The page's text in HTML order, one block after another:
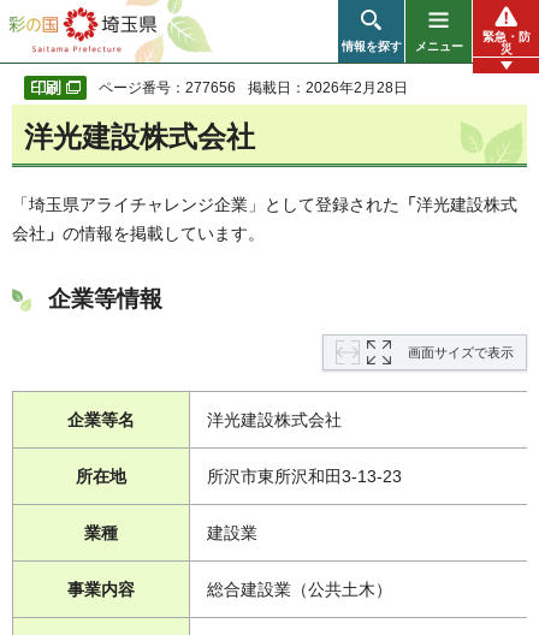
彩の国 埼玉県
情報を探す メニュー
緊急・防
災
ページ番号：277656 掲載日：2026年2月28日
洋光建設株式会社
「埼玉県アライチャレンジ企業」として登録された 「洋光建設株式
会社 」 の情報を掲載しています。
企業等情報
画面サイズで表示
企業等名 洋光建設株式会社
所在地 所沢市東所沢和田3-13-23
業種 建設業
事業内容 総合建設業（公共土木）